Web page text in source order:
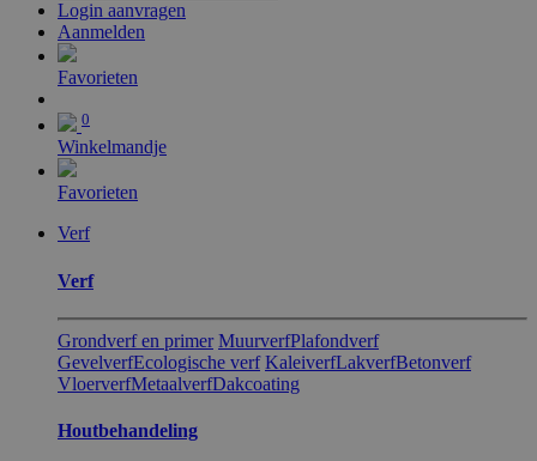
Login aanvragen
Aanmelden
Favorieten
0
Winkelmandje
Favorieten
Verf
Verf
Grondverf en primer MuurverfPlafondverf
GevelverfEcologische verf KaleiverfLakverfBetonverf
VloerverfMetaalverfDakcoating
Hout​behandeling